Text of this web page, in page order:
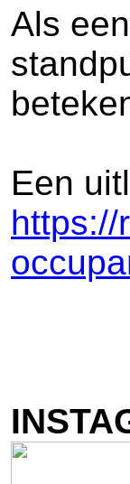
Als
Een
https://